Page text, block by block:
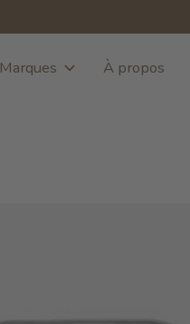
Marques À propos